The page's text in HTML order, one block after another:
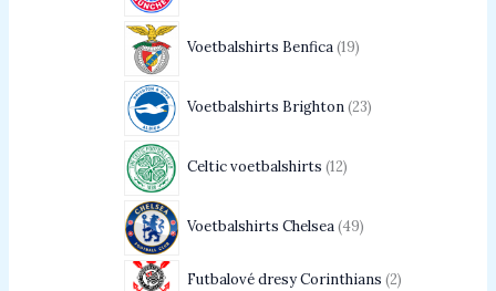
Voetbalshirts Benfica 19
Voetbalshirts Brighton 23
Celtic voetbalshirts 12
Voetbalshirts Chelsea 49
Futbalové dresy Corinthians 2